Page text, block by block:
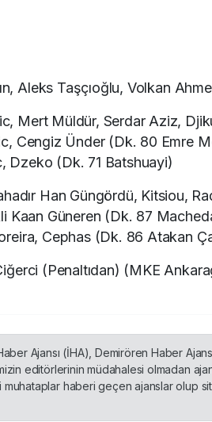
Aleks Taşçıoğlu, Volkan
Mert Müldür, Serdar Aziz,
Cengiz Ünder (Dk. 80 Emre
Dzeko (Dk. 71 Batshuayi)
Han Güngördü, Kitsiou,
Kaan Güneren (Dk. 87
Cephas (Dk. 86 Atakan
(Penaltıdan) (MKE
Ajansı (İHA), Demirören Haber
editörlerinin müdahalesi olmadan
haberi geçen ajanslar olup